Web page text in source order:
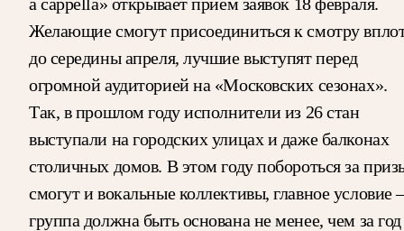
Желающие смогут присоединиться к смотру
до середины апреля, лучшие выступят перед
огромной аудиторией на «Московских сезонах».
Так, в прошлом году исполнители из 26 стан
выступали на городских улицах и даже балконах
столичных домов. В этом году побороться за
смогут и вокальные коллективы, главное
группа должна быть основана не менее, чем за год